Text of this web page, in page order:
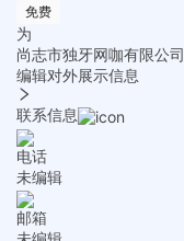
免费
为
尚志市独牙网咖有限公司
编辑对外展示信息
联系信息
电话
未编辑
邮箱